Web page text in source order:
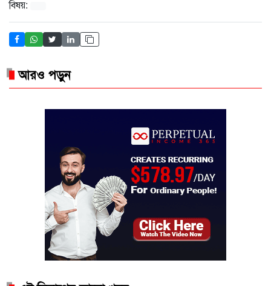
বিষয়:
আরও পড়ুন